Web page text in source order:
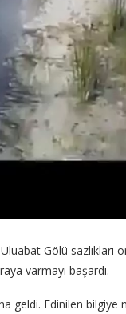
Gölü sazlıkları
varmayı başardı.
geldi. Edinilen